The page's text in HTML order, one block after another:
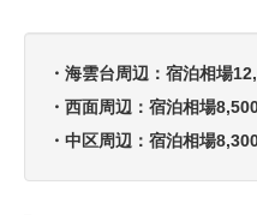
・海雲台周辺：宿泊相場
・西面周辺：宿泊相場
・中区周辺：宿泊相場